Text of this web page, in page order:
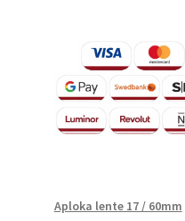
Aploka lente 17 / 60mm